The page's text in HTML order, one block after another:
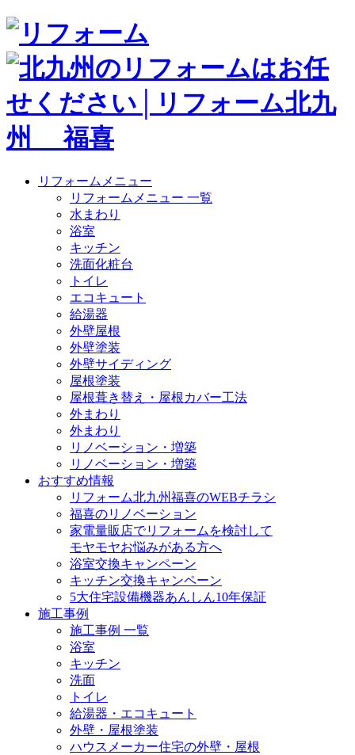
リフォームメニュー
リフォームメニュー 一覧
水まわり
浴室
キッチン
洗面化粧台
トイレ
エコキュート
給湯器
外壁屋根
外壁塗装
外壁サイディング
屋根塗装
屋根葺き替え・屋根カバー工法
外まわり
外まわり
リノベーション・増築
リノベーション・増築
おすすめ情報
リフォーム北九州福喜のWEBチラシ
福喜のリノベーション
家電量販店でリフォームを検討して
モヤモヤお悩みがある方へ
浴室交換キャンペーン
キッチン交換キャンペーン
5大住宅設備機器あんしん10年保証
施工事例
施工事例 一覧
浴室
キッチン
洗面
トイレ
給湯器・エコキュート
外壁・屋根塗装
ハウスメーカー住宅の外壁・屋根